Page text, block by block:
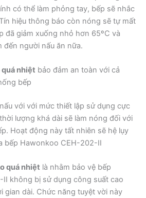
có thể làm phỏng tay, bếp sẽ nhắc
hiệu thông báo còn nóng sẽ tự mất
đã giảm xuống nhỏ hơn 65ºC và
đến người nấu ăn nữa.
nhiệt bảo đảm an toàn với cả
bếp
với với mức thiết lập sử dụng cực
lượng khá dài sẽ làm nóng đối với
Hoạt động này tất nhiên sẽ hệ lụy
bếp Hawonkoo CEH-202-II
quá nhiệt là nhằm bảo vệ bếp
không bị sử dụng công suất cao
gian dài. Chức năng tuyệt vời này